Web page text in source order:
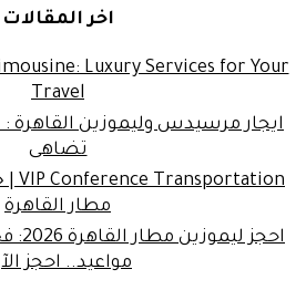
اخر المقالات
Luxury Services for Your
Travel
ايجار مرسيدس وليموزين القاهرة :
تضاهى
مطار القاهرة
احجز
مواعيد.. احجز